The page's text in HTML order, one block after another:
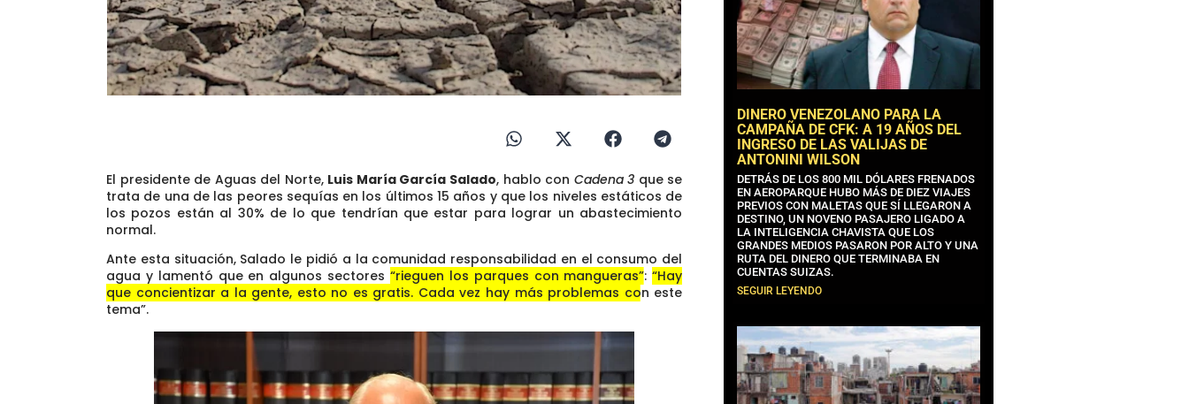
El presidente de Aguas del Norte, Luis María García Salado, hablo con Cadena 3 que se
trata de una de las peores sequías en los últimos 15 años y que los niveles estáticos de
los pozos están al 30% de lo que tendrían que estar para lograr un abastecimiento
normal.
Ante esta situación, Salado le pidió a la comunidad responsabilidad en el consumo del
agua y lamentó que en algunos sectores “rieguen los parques con mangueras”:“Hay
que concientizar a la gente, esto no es gratis. Cada vez hay más problemas con este
tema”.
DINERO VENEZOLANO PARA LA
CAMPAÑA DE CFK: A 19 AÑOS DEL
INGRESO DE LAS VALIJAS DE
ANTONINI WILSON
DETRÁS DE LOS 800 MIL DÓLARES FRENADOS
EN AEROPARQUE HUBO MÁS DE DIEZ VIAJES
PREVIOS CON MALETAS QUE SÍ LLEGARON A
DESTINO, UN NOVENO PASAJERO LIGADO A
LA INTELIGENCIA CHAVISTA QUE LOS
GRANDES MEDIOS PASARON POR ALTO Y UNA
RUTA DEL DINERO QUE TERMINABA EN
CUENTAS SUIZAS.
SEGUIR LEYENDO